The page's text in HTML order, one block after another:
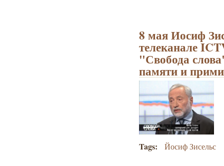
8 мая Иосиф
телеканале
"Свобода
памяти и
Tags: Йосиф Зисельс